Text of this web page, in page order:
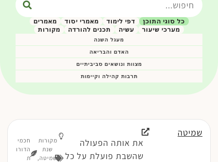
דפי לימוד מאמרי יסוד
מאמרים
מערכי שיעור
עשיה תכנים להורדה מקורות
כל סוגי התוכן
מעגל השנה
האדם והבריאה
מצוות ונושאים סביביתיים
תרבות קהילה וקיימות
שמיטה
את אותה הפעולה
שהשבת פועלת על כל
מקורות
שנת
שמיטה,
חכמי
הדורו
ת